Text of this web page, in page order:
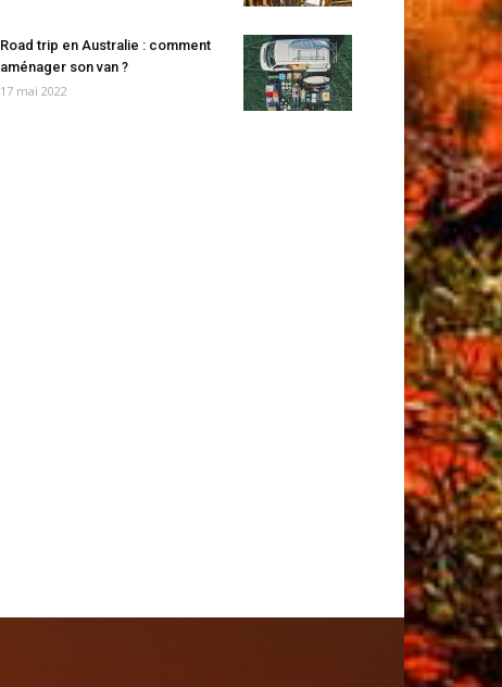
Road trip en Australie : comment
aménager son van ?
17 mai 2022